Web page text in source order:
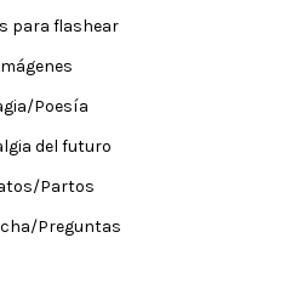
para flashear
Poesía
del futuro
Partos
Preguntas